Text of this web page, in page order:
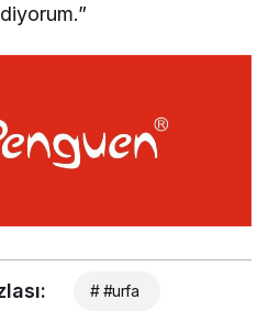
# #urfa